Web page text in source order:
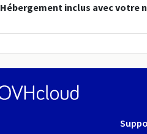
Hébergement inclus avec votre